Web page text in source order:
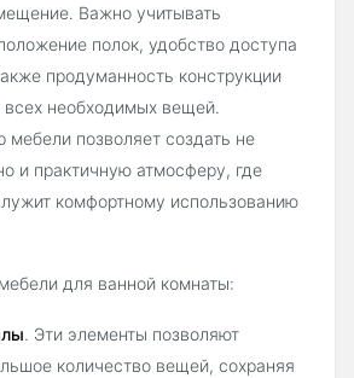
Важно учитывать
полок, удобство доступа
продуманность конструкции
необходимых вещей.
мебели позволяет создать не
и практичную атмосферу, где
комфортному использованию
для ванной комнаты:
. Эти элементы позволяют
количество вещей, сохраняя